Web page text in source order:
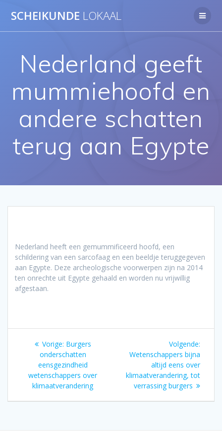
naar
SCHEIKUNDE LOKAAL
Nederland geeft
mummiehoofd en
andere schatten
terug aan Egypte
Nederland heeft een gemummificeerd hoofd, een
schildering van een sarcofaag en een beeldje teruggegeven
aan Egypte. Deze archeologische voorwerpen zijn na 2014
ten onrechte uit Egypte gehaald en worden nu vrijwillig
afgestaan.
Bericht
navigatie
Vorige: Vorig
bericht:
Burgers
onderschatten
eensgezindheid
wetenschappers over
klimaatverandering
Volgende:
Wetenschappers bijna
altijd eens over
klimaatverandering, tot
verrassing burgers